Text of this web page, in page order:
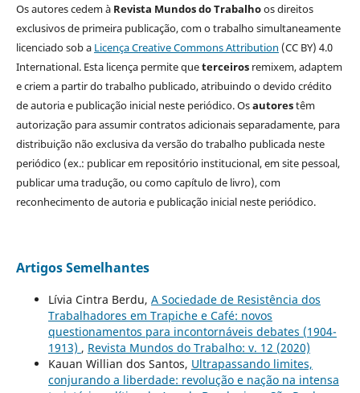
Os autores cedem à Revista Mundos do Trabalhoos direitos
exclusivos de primeira publicação, com o trabalho simultaneamente
licenciado sob a Licença Creative Commons Attribution (CC BY) 4.0
International. Esta licença permite queterceirosremixem, adaptem
e criem a partir do trabalho publicado, atribuindo o devido crédito
de autoria e publicação inicial neste periódico. Osautorestêm
autorização para assumir contratos adicionais separadamente, para
distribuição não exclusiva da versão do trabalho publicada neste
periódico (ex.: publicar em repositório institucional, em site pessoal,
publicar uma tradução, ou como capítulo de livro), com
reconhecimento de autoria e publicação inicial neste periódico.
Artigos Semelhantes
Lívia Cintra Berdu, A Sociedade de Resistência dos
Trabalhadores em Trapiche e Café: novos
questionamentos para incontornáveis debates (1904-
1913) , Revista Mundos do Trabalho: v. 12 (2020)
Kauan Willian dos Santos, Ultrapassando limites,
conjurando a liberdade: revolução e nação na intensa